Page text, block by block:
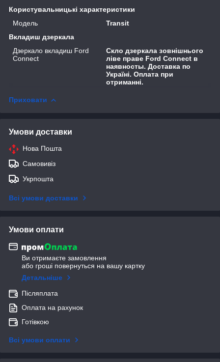
Користувальницькі характеристики
Модель
Transit
Вкладиш дзеркала
Дзеркало вкладиш Ford
Connect
Скло дзеркала зовнішнього
ліве праве Ford Connect в
наявносты. Доставка по
Україні. Оплата при
отриманні.
Приховати
Умови доставки
Нова Пошта
Самовивіз
Укрпошта
Всі умови доставки
Умови оплати
Ви отримаєте замовлення
або гроші повернуться на вашу картку
Детальніше
Післяплата
Оплата на рахунок
Готівкою
Всі умови оплати